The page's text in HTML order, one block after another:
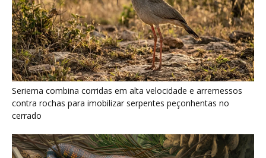
Serpente escavadora brasileira Tametara mirim reescreve a
evolução dos répteis